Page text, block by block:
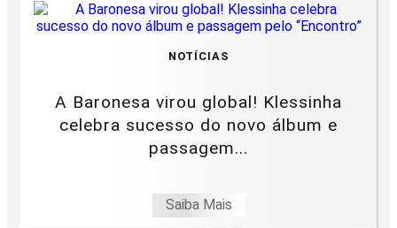
NOTÍCIAS
A Baronesa virou global! Klessinha
celebra sucesso do novo álbum e
passagem...
Saiba Mais